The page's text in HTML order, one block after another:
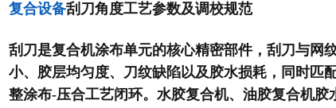
复合设备刮刀角度工艺参数及调校规范
刮刀是复合机涂布单元的核心精密部件，刮刀与网
小、胶层均匀度、刀纹缺陷以及胶水损耗，同时匹
整涂布-压合工艺闭环。水胶复合机、油胶复合机